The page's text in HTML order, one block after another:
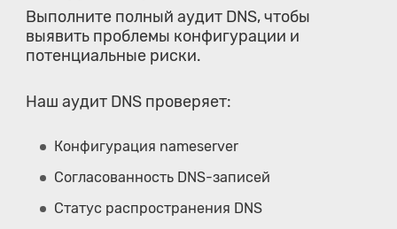
Выполните полный аудит DNS, чтобы
выявить проблемы конфигурации и
потенциальные риски.
Наш аудит DNS проверяет:
Конфигурация nameserver
Согласованность DNS-записей
Статус распространения DNS